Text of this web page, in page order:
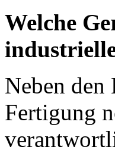
Welche
Neben
Fertigung